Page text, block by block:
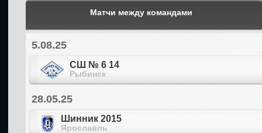
Матчи между командами
5.08.25
СШ № 6 14
Рыбинск
28.05.25
Шинник 2015
Ярославль